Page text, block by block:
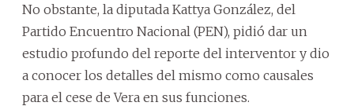
No obstante, la diputada Kattya González, del
Partido Encuentro Nacional (PEN), pidió dar un
estudio profundo del reporte del interventor y dio
a conocer los detalles del mismo como causales
para el cese de Vera en sus funciones.